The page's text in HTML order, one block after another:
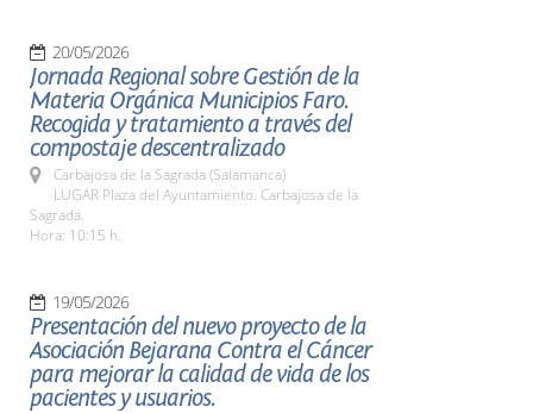
20/05/2026
Jornada Regional sobre Gestión de la
Materia Orgánica Municipios Faro.
Recogida y tratamiento a través del
compostaje descentralizado
Carbajosa de la Sagrada (Salamanca)
LUGAR Plaza del Ayuntamiento. Carbajosa de la
Sagrada.
Hora: 10:15 h.
19/05/2026
Presentación del nuevo proyecto de la
Asociación Bejarana Contra el Cáncer
para mejorar la calidad de vida de los
pacientes y usuarios.